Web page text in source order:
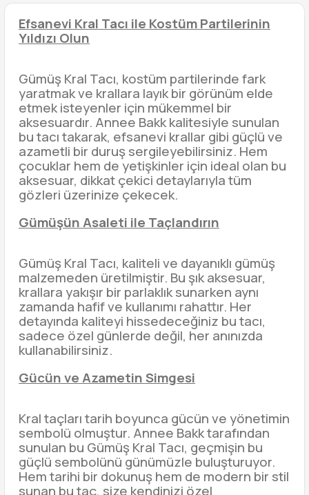
Efsanevi Kral Tacı ile Kostüm Partilerinin
Yıldızı Olun
Gümüş Kral Tacı, kostüm partilerinde fark
yaratmak ve krallara layık bir görünüm elde
etmek isteyenler için mükemmel bir
aksesuardır. Annee Bakk kalitesiyle sunulan
bu tacı takarak, efsanevi krallar gibi güçlü ve
azametli bir duruş sergileyebilirsiniz. Hem
çocuklar hem de yetişkinler için ideal olan bu
aksesuar, dikkat çekici detaylarıyla tüm
gözleri üzerinize çekecek.
Gümüşün Asaleti ile Taçlandırın
Gümüş Kral Tacı, kaliteli ve dayanıklı gümüş
malzemeden üretilmiştir. Bu şık aksesuar,
krallara yakışır bir parlaklık sunarken aynı
zamanda hafif ve kullanımı rahattır. Her
detayında kaliteyi hissedeceğiniz bu tacı,
sadece özel günlerde değil, her anınızda
kullanabilirsiniz.
Gücün ve Azametin Simgesi
Kral taçları tarih boyunca gücün ve yönetimin
sembolü olmuştur. Annee Bakk tarafından
sunulan bu Gümüş Kral Tacı, geçmişin bu
güçlü sembolünü günümüzle buluşturuyor.
Hem tarihi bir dokunuş hem de modern bir stil
sunan bu taç, size kendinizi özel